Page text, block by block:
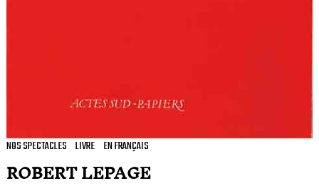
NOS SPECTACLES LIVRE EN FRANÇAIS
ROBERT LEPAGE